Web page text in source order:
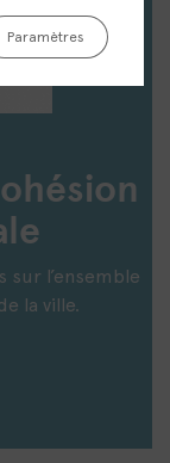
sur l’ensemble
la ville.
Paramètres